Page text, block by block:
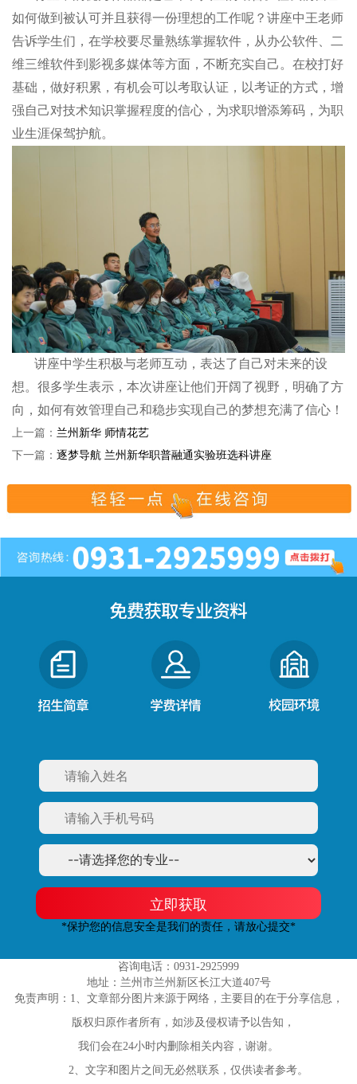
如何做到被认可并且获得一份理想的工作呢？讲座中王老师
告诉学生们，在学校要尽量熟练掌握软件，从办公软件、二
维三维软件到影视多媒体等方面，不断充实自己。在校打好
基础，做好积累，有机会可以考取认证，以考证的方式，增
强自己对技术知识掌握程度的信心，为求职增添筹码，为职
业生涯保驾护航。
讲座中学生积极与老师互动，表达了自己对未来的设
想。很多学生表示，本次讲座让他们开阔了视野，明确了方
向，如何有效管理自己和稳步实现自己的梦想充满了信心！
上一篇： 兰州新华 师情花艺
下一篇： 逐梦导航 兰州新华职普融通实验班选科讲座
立即获取
*保护您的信息安全是我们的责任，请放心提交*
咨询电话：0931-2925999
地址：兰州市兰州新区长江大道407号
免责声明：1、文章部分图片来源于网络，主要目的在于分享信息，
版权归原作者所有，如涉及侵权请予以告知，
我们会在24小时内删除相关内容，谢谢。
2、文字和图片之间无必然联系，仅供读者参考。